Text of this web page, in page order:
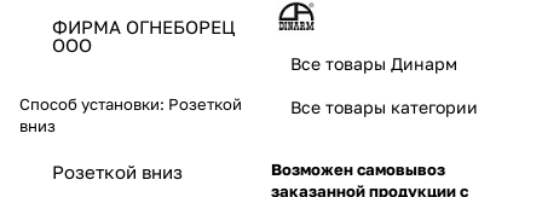
ФИРМА ОГНЕБОРЕЦ
ООО
Способ установки: Розеткой
вниз
Розеткой вниз
Все товары Динарм
Все товары категории
Возможен самовывоз
заказанной продукции с